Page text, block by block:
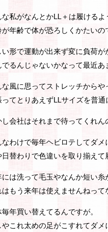
な私がなんとかLL＋は履けるよ
年齢で体が恐ろしくかたいの
い形で運動が出来ず変に負荷が
でるんじゃないかなって最近あ
な風に思ってストレッチからや
ってとりあえずLLサイズを普通
し会社はそれまで待ってくれん
なわけで毎年ヘビロテしてダメ
日替わりで色違いを取り揃えて
には洗って毛玉やなんか短い糸
はもう来年は使えませんねって
毎年買い替えてるんですが。
やこれ太めの足がこすれてダメ